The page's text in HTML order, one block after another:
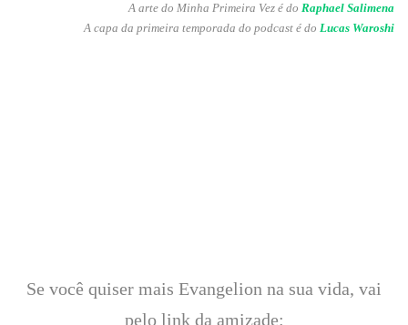
A arte do Minha Primeira Vez é do Raphael Salimena
A capa da primeira temporada do podcast é do Lucas Waroshi
Se você quiser mais Evangelion na sua vida, vai
pelo link da amizade: